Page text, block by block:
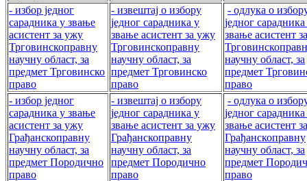
- избор једног
сарадника у звање
асистент за ужу
Трговинскоправну
научну област, за
предмет Трговинско
право
- извештај о избору
једног сарадника у
звање асистент за ужу
Трговинскоправну
научну област, за
предмет Трговинско
право
- одлука о
једног
звање асистент
научну област, за
предмет
право
- избор једног
сарадника у звање
асистент за ужу
Грађанскоправну
научну област, за
предмет Породично
право
- извештај о избору
једног сарадника у
звање асистент за ужу
Грађанскоправну
научну област, за
предмет Породично
право
- одлука о
једног
звање асистент
Грађанскоправну
научну област, за
предмет
право